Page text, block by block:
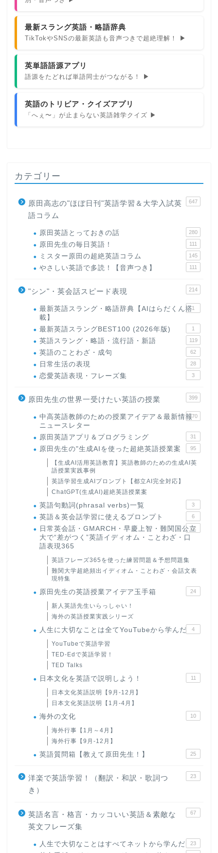
最新スラング英語・略語辞典
TikTokやSNSの最新英語も音声つきで超絶理解！ ▶
英単語語源アプリ
語源をたどれば単語同士がつながる！ ▶
英語のトリビア・クイズアプリ
「へぇ〜」が止まらない英語雑学クイズ ▶
カテゴリー
原田高志の"ほぼ日刊"英語学習＆大学入試英
語コラム
647
原田英語とっておきの話 280
原田先生の毎日英語！ 111
ミスター原田の超絶英語コラム 145
やさしい英語で多読！【音声つき】 111
"シン"・英会話スピード表現 214
最新英語スラング・略語辞典【AIはらだくん搭
載】
1
最新英語スラングBEST100 (2026年版) 1
英語スラング・略語・流行語・新語 119
英語のことわざ・成句 62
日常生活の表現 28
恋愛英語表現・フレーズ集 3
原田先生の世界一受けたい英語の授業 399
中高英語教師のための授業アイデア＆最新情報
ニュースレター
170
原田英語アプリ＆プログラミング 31
原田先生の"生成AIを使った超絶英語授業案 95
【生成AI活用英語教育】英語教師のための生成AI英
語授業実践事例
英語学習生成AIプロンプト【都立AI完全対応】
ChatGPT(生成AI)超絶英語授業案
英語句動詞(phrasal verbs)一覧 3
英語＆英会話学習に使えるプロンプト 6
日常英会話・GMARCH・早慶上智・難関国公立
大で“差がつく”英語イディオム・ことわざ・口
語表現365
22
英語フレーズ365を使った練習問題＆予想問題集
難関大学超絶頻出イディオム・ことわざ・会話文表
現特集
原田先生の英語授業アイデア玉手箱 24
新人英語先生いらっしゃい！
海外の英語授業実践シリーズ
人生に大切なことは全てYouTubeから学んだ 4
YouTubeで英語学習
TED-Edで英語学習！
TED Talks
日本文化を英語で説明しよう！ 11
日本文化英語説明【9月-12月】
日本文化英語説明【1月-4月】
海外の文化 10
海外行事【1月～4月】
海外行事【9月-12月】
英語質問箱【教えて原田先生！】 25
洋楽で英語学習！（翻訳・和訳・歌詞つ
き）
23
英語名言・格言・カッコいい英語＆素敵な
英文フレーズ集
67
人生で大切なことはすべてネットから学んだ 23